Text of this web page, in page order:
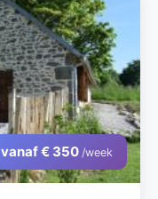
vanaf € 350 /week